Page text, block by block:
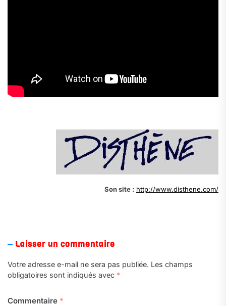
Son site : http://www.disthene.com/
Laisser un commentaire
Votre adresse e-mail ne sera pas publiée. Les champs
obligatoires sont indiqués avec *
Commentaire *